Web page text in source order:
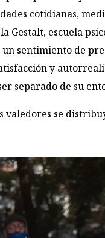
cotidianas,
Gestalt, escuela
sentimiento de
y
separado de su
valedores se